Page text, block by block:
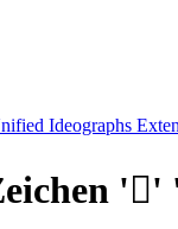
Ideographs